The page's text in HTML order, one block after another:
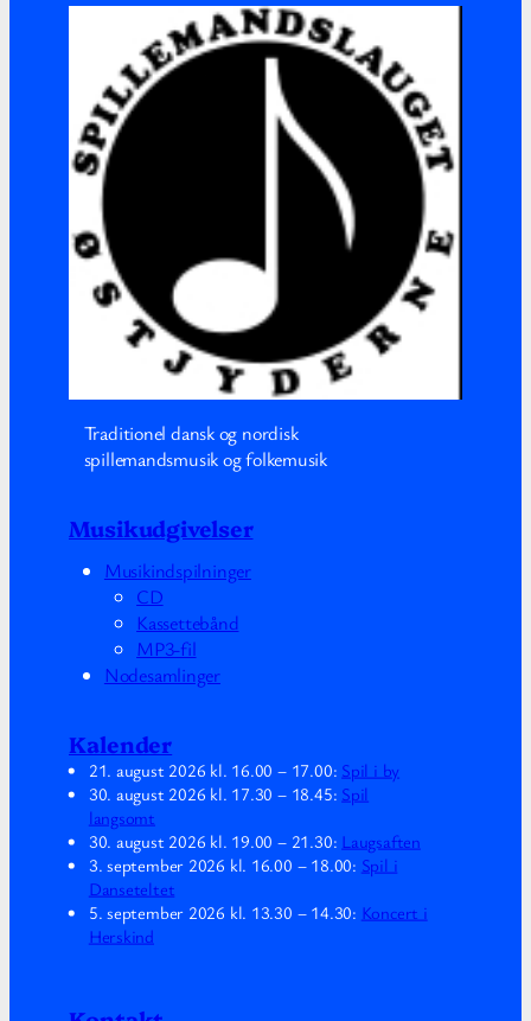
Traditionel dansk og nordisk
spillemandsmusik og folkemusik
Musikudgivelser
Musikindspilninger
CD
Kassettebånd
MP3-fil
Nodesamlinger
Kalender
21. august 2026 kl. 16.00 – 17.00: Spil i by
30. august 2026 kl. 17.30 – 18.45: Spil
langsomt
30. august 2026 kl. 19.00 – 21.30: Laugsaften
3. september 2026 kl. 16.00 – 18.00: Spil i
Danseteltet
5. september 2026 kl. 13.30 – 14.30: Koncert i
Herskind